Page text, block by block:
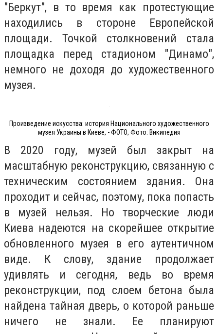
"Беркут", в то время как протестующие
находились в стороне Европейской
площади. Точкой столкновений стала
площадка перед стадионом "Динамо",
немного не доходя до художественного
музея.
Произведение искусства: история Национального художественного
музея Украины в Киеве, - ФОТО, Фото: Википедия
В 2020 году, музей был закрыт на
масштабную реконструкцию, связанную с
техническим состоянием здания. Она
проходит и сейчас, поэтому, пока попасть
в музей нельзя. Но творческие люди
Киева надеются на скорейшее открытие
обновленного музея в его аутентичном
виде. К слову, здание продолжает
удивлять и сегодня, ведь во время
реконструкции, под слоем бетона была
найдена тайная дверь, о которой раньше
ничего не знали. Ее планируют